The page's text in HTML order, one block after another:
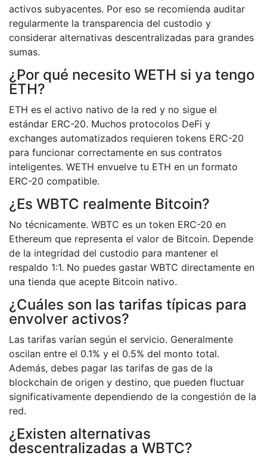
activos subyacentes. Por eso se recomienda auditar
regularmente la transparencia del custodio y
considerar alternativas descentralizadas para grandes
sumas.
¿Por qué necesito WETH si ya tengo
ETH?
ETH es el activo nativo de la red y no sigue el
estándar ERC-20. Muchos protocolos DeFi y
exchanges automatizados requieren tokens ERC-20
para funcionar correctamente en sus contratos
inteligentes. WETH envuelve tu ETH en un formato
ERC-20 compatible.
¿Es WBTC realmente Bitcoin?
No técnicamente. WBTC es un token ERC-20 en
Ethereum que representa el valor de Bitcoin. Depende
de la integridad del custodio para mantener el
respaldo 1:1. No puedes gastar WBTC directamente en
una tienda que acepte Bitcoin nativo.
¿Cuáles son las tarifas típicas para
envolver activos?
Las tarifas varían según el servicio. Generalmente
oscilan entre el 0.1% y el 0.5% del monto total.
Además, debes pagar las tarifas de gas de la
blockchain de origen y destino, que pueden fluctuar
significativamente dependiendo de la congestión de la
red.
¿Existen alternativas
descentralizadas a WBTC?